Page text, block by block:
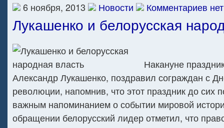
6 ноября, 2013
Новости Комментариев
Лукашенко и белорусская
Накануне
Александр Лукашенко, поздравил сограждан с
революции, напомнив, что этот праздник до сих
важным напоминанием о событии мировой
обращении белорусский лидер отметил, что